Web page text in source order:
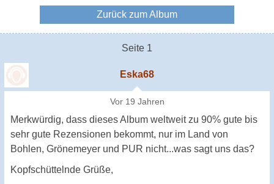
Zurück zum Album
Seite 1
Eska68
Vor 19 Jahren
Merkwürdig, dass dieses Album weltweit zu 90% gute bis
sehr gute Rezensionen bekommt, nur im Land von
Bohlen, Grönemeyer und PUR nicht...was sagt uns das?
Kopfschüttelnde Grüße,